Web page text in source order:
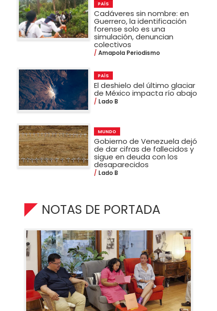
PAÍS
Cadáveres sin nombre: en
Guerrero, la identificación
forense solo es una
simulación, denuncian
colectivos
Amapola Periodismo
PAÍS
El deshielo del último glaciar
de México impacta río abajo
Lado B
MUNDO
Gobierno de Venezuela dejó
de dar cifras de fallecidos y
sigue en deuda con los
desaparecidos
Lado B
NOTAS DE PORTADA